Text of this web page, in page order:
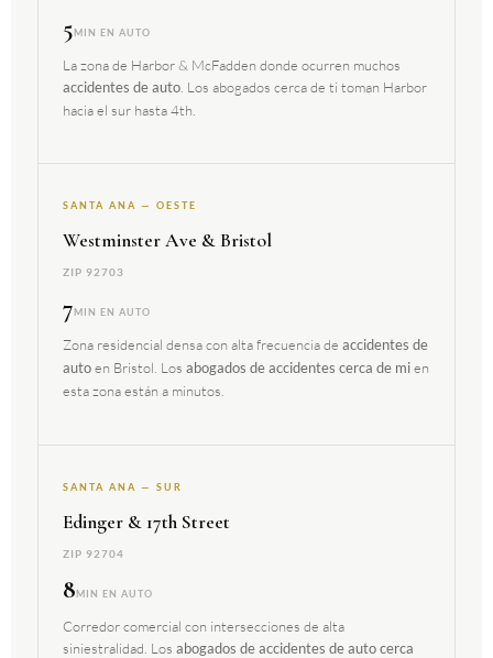
5MIN EN AUTO
La zona de Harbor & McFadden donde ocurren muchos
accidentes de auto . Los abogados cerca de ti toman Harbor
hacia el sur hasta 4th.
SANTA ANA — OESTE
Westminster Ave & Bristol
ZIP 92703
7MIN EN AUTO
Zona residencial densa con alta frecuencia de accidentes de
auto en Bristol. Los abogados de accidentes cerca de mi en
esta zona están a minutos.
SANTA ANA — SUR
Edinger & 17th Street
ZIP 92704
8MIN EN AUTO
Corredor comercial con intersecciones de alta
siniestralidad. Los abogados de accidentes de auto cerca